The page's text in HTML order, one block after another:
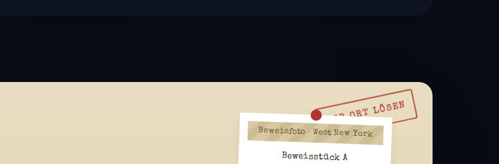
VOR ORT LÖSEN
Beweisfoto · West New York
Beweisstück A